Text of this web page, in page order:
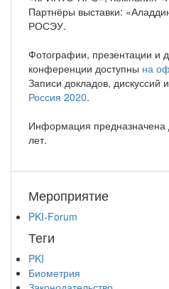
Партнёры выставки:
РОСЭУ.
Фотографии, презентации и
конференции доступны на
Записи докладов, дискуссий
Россия 2020.
Информация предназначена
лет.
Мероприятие
PKI-Forum
Теги
PKI
Биометрия